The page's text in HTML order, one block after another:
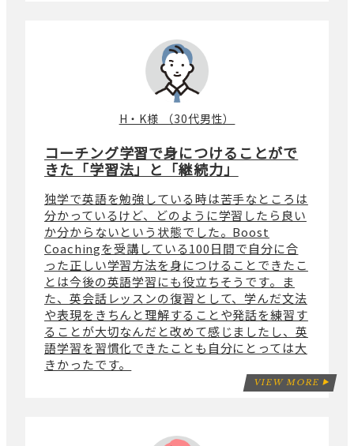
コーチング学習で身につけることがで
きた「学習法」と「継続力」
H・K様 （30代男性）
独学で英語を勉強している時は苦手なところは
分かっているけど、どのように学習したら良い
か分からないという状態でした。Boost
Coachingを受講している100日間で自分に合
った正しい学習方法を身につけることできたこ
とは今後の英語学習にも役立ちそうです。ま
た、英会話レッスンの復習として、学んだ文法
や表現をきちんと理解することや発話を練習す
ることが大切なんだと改めて感じましたし、英
語学習を習慣化できたことも自分にとっては大
きかったです。
VIEW MORE